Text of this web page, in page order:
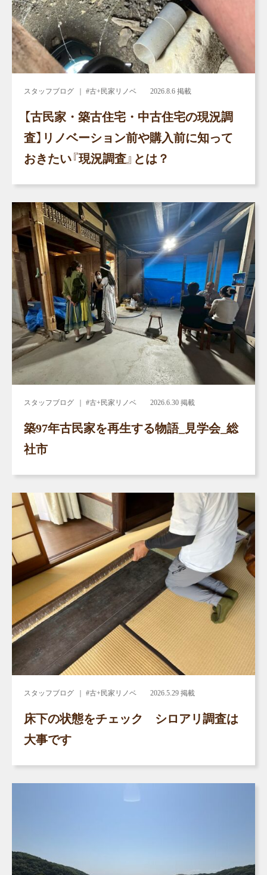
スタッフブログ ｜ #古+民家リノベ 2026.8.6 掲載
【古民家・築古住宅・中古住宅の現況調
査】リノベーション前や購入前に知って
おきたい『現況調査』とは？
スタッフブログ ｜ #古+民家リノベ 2026.6.30 掲載
築97年古民家を再生する物語_見学会_総
社市
スタッフブログ ｜ #古+民家リノベ 2026.5.29 掲載
床下の状態をチェック シロアリ調査は
大事です